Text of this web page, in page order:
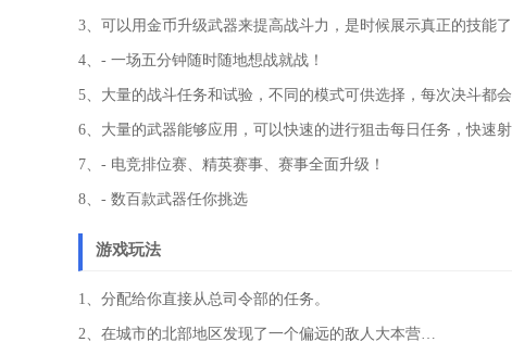
3、可以用金币升级武器来提高战斗力，是时候展示真正的技能了
4、- 一场五分钟随时随地想战就战！
5、大量的战斗任务和试验，不同的模式可供选择，每次决斗都会
6、大量的武器能够应用，可以快速的进行狙击每日任务，快速射
7、- 电竞排位赛、精英赛事、赛事全面升级！
8、- 数百款武器任你挑选
游戏玩法
1、分配给你直接从总司令部的任务。
2、在城市的北部地区发现了一个偏远的敌人大本营…